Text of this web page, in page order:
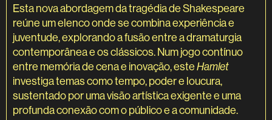
Esta nova abordagem da tragédia de Shakespeare
reúne um elenco onde se combina experiência e
juventude, explorando a fusão entre a dramaturgia
contemporânea e os clássicos. Num jogo contínuo
entre memória de cena e inovação, esteHamlet
investiga temas como tempo, poder e loucura,
sustentado por uma visão artística exigente e uma
profunda conexão com o público e a comunidade.